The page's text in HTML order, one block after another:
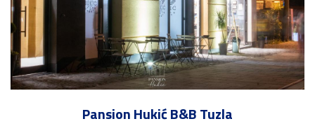
Pansion Hukić B&B Tuzla